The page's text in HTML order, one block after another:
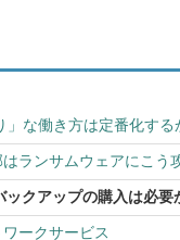
な働き方は定番化する
ランサムウェアにこう
クアップの購入は必要
ークサービス